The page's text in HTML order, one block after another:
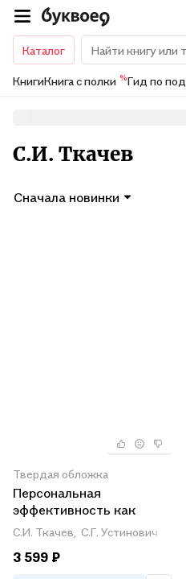
Каталог
КнигиКнига с полки %Гид по
С.И. Ткачев
Сначала новинки
Твердая обложка
Персональная
эффективность как
основа корпоративной
пособие
С.И. Ткачев, С.Г. Устинович
3 599 ₽